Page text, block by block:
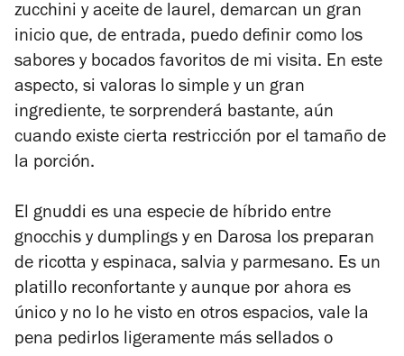
zucchini y aceite de laurel, demarcan un gran
inicio que, de entrada, puedo definir como los
sabores y bocados favoritos de mi visita. En este
aspecto, si valoras lo simple y un gran
ingrediente, te sorprenderá bastante, aún
cuando existe cierta restricción por el tamaño de
la porción.
El gnuddi es una especie de híbrido entre
gnocchis y dumplings y en Darosa los preparan
de ricotta y espinaca, salvia y parmesano. Es un
platillo reconfortante y aunque por ahora es
único y no lo he visto en otros espacios, vale la
pena pedirlos ligeramente más sellados o